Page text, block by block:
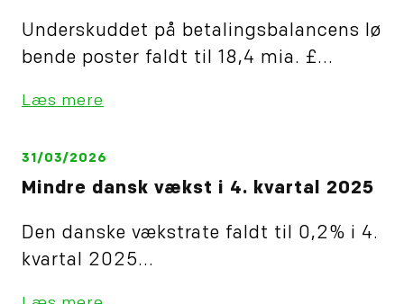
Underskuddet på betalingsbalancens lø
bende poster faldt til 18,4 mia. £...
Læs mere
31/03/2026
Mindre dansk vækst i 4. kvartal 2025
Den danske vækstrate faldt til 0,2% i 4.
kvartal 2025...